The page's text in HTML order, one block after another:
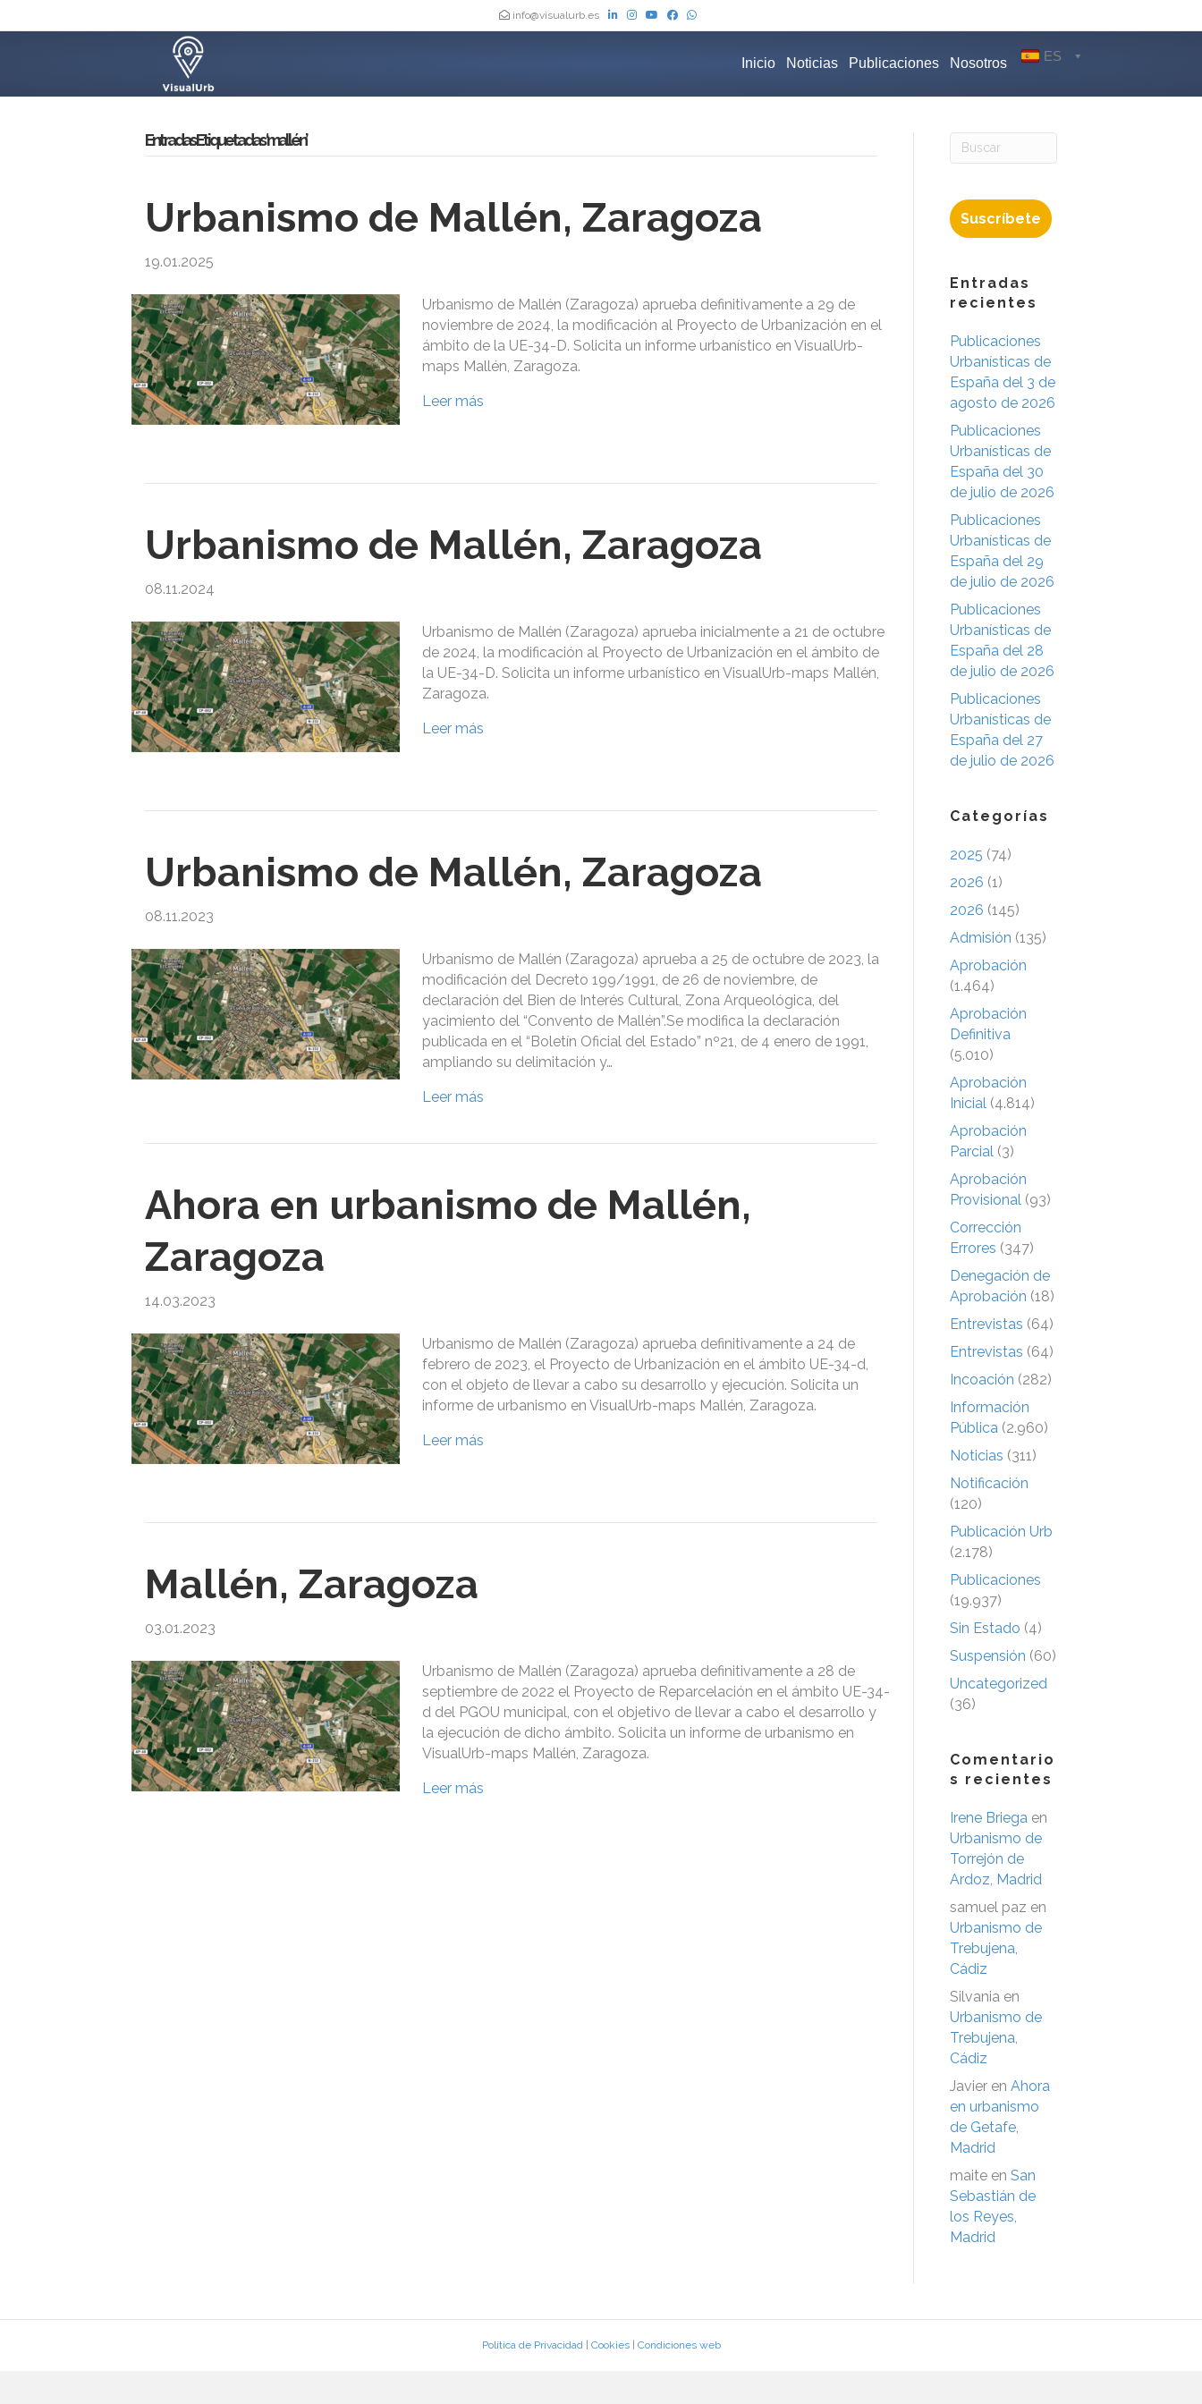
info@visualurb.es
Inicio Noticias Publicaciones Nosotros ES
Entradas Etiquetadas ‘mallén’
Urbanismo de Mallén, Zaragoza
19.01.2025
Urbanismo de Mallén (Zaragoza) aprueba definitivamente a 29 de
noviembre de 2024, la modificación al Proyecto de Urbanización en el
ámbito de la UE-34-D. Solicita un informe urbanístico en VisualUrb-
maps Mallén, Zaragoza.
Leer más
Urbanismo de Mallén, Zaragoza
08.11.2024
Urbanismo de Mallén (Zaragoza) aprueba inicialmente a 21 de octubre
de 2024, la modificación al Proyecto de Urbanización en el ámbito de
la UE-34-D. Solicita un informe urbanístico en VisualUrb-maps Mallén,
Zaragoza.
Leer más
Urbanismo de Mallén, Zaragoza
08.11.2023
Urbanismo de Mallén (Zaragoza) aprueba a 25 de octubre de 2023, la
modificación del Decreto 199/1991, de 26 de noviembre, de
declaración del Bien de Interés Cultural, Zona Arqueológica, del
yacimiento del “Convento de Mallén”.Se modifica la declaración
publicada en el “Boletín Oficial del Estado” nº21, de 4 enero de 1991,
ampliando su delimitación y…
Leer más
Ahora en urbanismo de Mallén,
Zaragoza
14.03.2023
Urbanismo de Mallén (Zaragoza) aprueba definitivamente a 24 de
febrero de 2023, el Proyecto de Urbanización en el ámbito UE-34-d,
con el objeto de llevar a cabo su desarrollo y ejecución. Solicita un
informe de urbanismo en VisualUrb-maps Mallén, Zaragoza.
Leer más
Mallén, Zaragoza
03.01.2023
Urbanismo de Mallén (Zaragoza) aprueba definitivamente a 28 de
septiembre de 2022 el Proyecto de Reparcelación en el ámbito UE-34-
d del PGOU municipal, con el objetivo de llevar a cabo el desarrollo y
la ejecución de dicho ámbito. Solicita un informe de urbanismo en
VisualUrb-maps Mallén, Zaragoza.
Leer más
Suscríbete
Entradas
recientes
Publicaciones
Urbanísticas de
España del 3 de
agosto de 2026
Publicaciones
Urbanísticas de
España del 30
de julio de 2026
Publicaciones
Urbanísticas de
España del 29
de julio de 2026
Publicaciones
Urbanísticas de
España del 28
de julio de 2026
Publicaciones
Urbanísticas de
España del 27
de julio de 2026
Categorías
2025 (74)
2026 (1)
2026 (145)
Admisión (135)
Aprobación
(1.464)
Aprobación
Definitiva
(5.010)
Aprobación
Inicial (4.814)
Aprobación
Parcial (3)
Aprobación
Provisional (93)
Corrección
Errores (347)
Denegación de
Aprobación (18)
Entrevistas (64)
Entrevistas (64)
Incoación (282)
Información
Pública (2.960)
Noticias (311)
Notificación
(120)
Publicación Urb
(2.178)
Publicaciones
(19.937)
Sin Estado (4)
Suspensión (60)
Uncategorized
(36)
Comentario
s recientes
Irene Briega en
Urbanismo de
Torrejón de
Ardoz, Madrid
samuel paz en
Urbanismo de
Trebujena,
Cádiz
Silvania en
Urbanismo de
Trebujena,
Cádiz
Javier en Ahora
en urbanismo
de Getafe,
Madrid
maite en San
Sebastián de
los Reyes,
Madrid
Política de Privacidad| Cookies| Condiciones web